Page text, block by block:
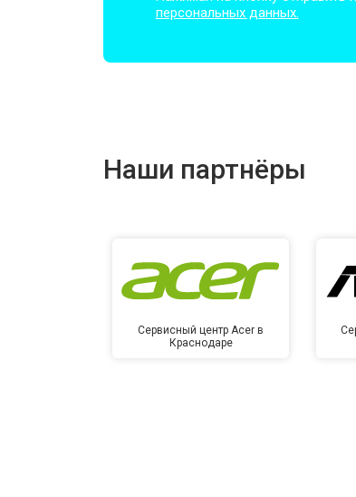
Замена северного моста
персональных данных.
Наши партнёры
Сервисный центр Acer в
Краснодаре